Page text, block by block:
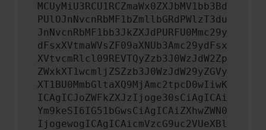
MCUyMiU3RCU1RCZmaWx0ZXJbMV1bb3Bd
PUlOJnNvcnRbMF1bZmllbGRdPWlzT3du
JnNvcnRbMF1bb3JkZXJdPURFU0Mmc29y
dFsxXVtmaWVsZF09aXNUb3Amc29ydFsx
XVtvcmRlcl09REVTQyZzb3J0WzJdW2Zp
ZWxkXT1wcmljZSZzb3J0WzJdW29yZGVy
XT1BU0MmbGltaXQ9MjAmc2tpcD0wIiwK
ICAgICJoZWFkZXJzIjoge30sCiAgICAi
Ym9keSI6IG51bGwsCiAgICAiZXhwZWN0
IjogewogICAgICAicmVzcG9uc2VUeXBl